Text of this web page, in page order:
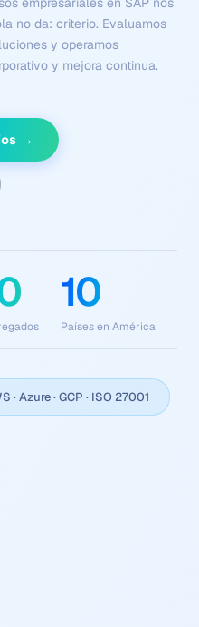
y se optimizan
intervención humana en
→
10
Países en América
· Azure · GCP · ISO 27001